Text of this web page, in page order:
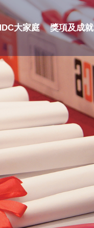
大家庭 獎項及成就